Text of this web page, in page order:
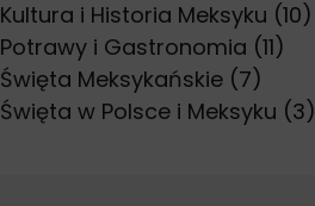
Kultura i Historia Meksyku (10)
Potrawy i Gastronomia (11)
Święta Meksykańskie (7)
Święta w Polsce i Meksyku (3)